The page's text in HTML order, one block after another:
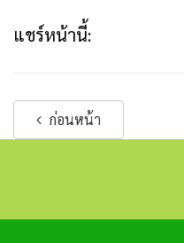
แชร์หน้านี้:
ก่อนหน้า